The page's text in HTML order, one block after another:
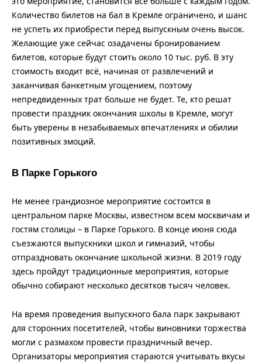
Количество билетов на бал в Кремле ограничено, и шанс
не успеть их приобрести перед выпускным очень высок.
Желающие уже сейчас озадачены бронированием
билетов, которые будут стоить около 10 тыс. руб. В эту
стоимость входит всё, начиная от развлечений и
заканчивая банкетным угощением, поэтому
непредвиденных трат больше не будет. Те, кто решат
провести праздник окончания школы в Кремле, могут
быть уверены в незабываемых впечатлениях и обилии
позитивных эмоций.
В Парке Горького
Не менее грандиозное мероприятие состоится в
центральном парке Москвы, известном всем москвичам и
гостям столицы – в Парке Горького. В конце июня сюда
съезжаются выпускники школ и гимназий, чтобы
отпраздновать окончание школьной жизни. В 2019 году
здесь пройдут традиционные мероприятия, которые
обычно собирают несколько десятков тысяч человек.
На время проведения выпускного бала парк закрывают
для сторонних посетителей, чтобы виновники торжества
могли с размахом провести праздничный вечер.
Организаторы мероприятия стараются учитывать вкусы